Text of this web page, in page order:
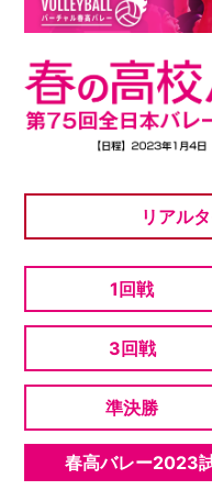
リアル
1回戦
3回戦
準決勝
春高バレー2023